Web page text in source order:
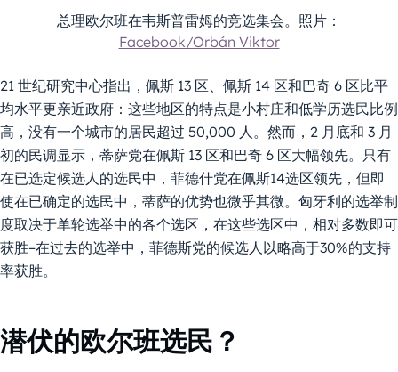
总理欧尔班在韦斯普雷姆的竞选集会。照片：
Facebook/Orbán Viktor
21 世纪研究中心指出，佩斯 13 区、佩斯 14 区和巴奇 6 区比平
均水平更亲近政府：这些地区的特点是小村庄和低学历选民比例
高，没有一个城市的居民超过 50,000 人。然而，2 月底和 3 月
初的民调显示，蒂萨党在佩斯 13 区和巴奇 6 区大幅领先。只有
在已选定候选人的选民中，菲德什党在佩斯14选区领先，但即
使在已确定的选民中，蒂萨的优势也微乎其微。匈牙利的选举制
度取决于单轮选举中的各个选区，在这些选区中，相对多数即可
获胜–在过去的选举中，菲德斯党的候选人以略高于30%的支持
率获胜。
潜伏的欧尔班选民？